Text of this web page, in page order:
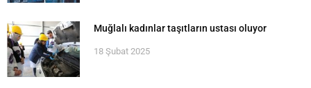
Muğlalı kadınlar taşıtların ustası oluyor
18 Şubat 2025